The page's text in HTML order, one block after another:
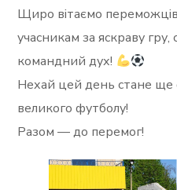
Щиро вітаємо
учасникам за яскраву гру,
командний дух!
Нехай цей день стане
великого футболу!
Разом — до перемог!